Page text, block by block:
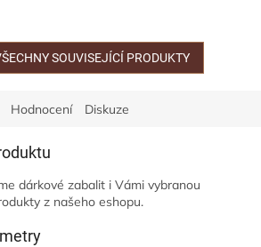
hebkou. Je...
SOUVISEJÍCÍ PRODUKTY
Hodnocení Diskuze
dárkové zabalit i Vámi vybranou
z našeho eshopu.